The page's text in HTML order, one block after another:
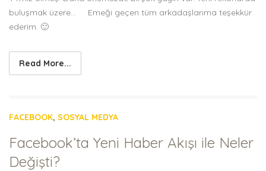
buluşmak üzere… Emeği geçen tüm arkadaşlarıma teşekkür
ederim. 🙂
Read More...
FACEBOOK, SOSYAL MEDYA
Facebook’ta Yeni Haber Akışı ile Neler
Değişti?